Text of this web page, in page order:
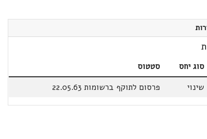
סוג יחס
סטטוס
שינוי פרסום לתוקף ברשומות 22.05.63